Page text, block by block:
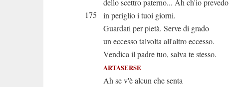
dello scettro paterno... Ah ch'io prevedo
175
in periglio i tuoi giorni.
Guardati per pietà. Serve di grado
un eccesso talvolta all'altro eccesso.
Vendica il padre tuo, salva te stesso.
ARTASERSE
Ah se v'è alcun che senta